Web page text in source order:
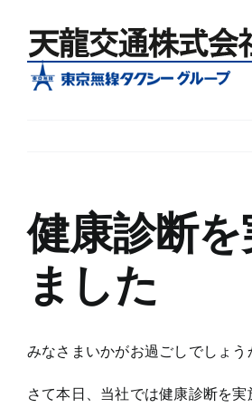
content
健康診断を
ました
みなさまいかがお過ごしでしょう
さて本日、当社では健康診断を